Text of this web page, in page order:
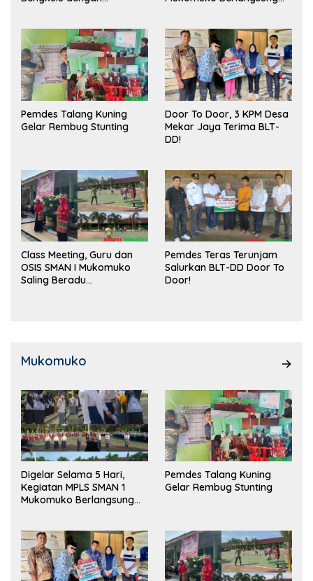
Pasar
Pemdes Talang Kuning
Gelar Rembug Stunting
Door To Door, 3 KPM Desa
Mekar Jaya Terima BLT-
DD!
Class Meeting, Guru dan
OSIS SMAN I Mukomuko
Saling Beradu
Pemdes Teras Terunjam
Salurkan BLT-DD Door To
Door!
Mukomuko
Digelar Selama 5 Hari,
Kegiatan MPLS SMAN 1
Mukomuko Berlangsung
Pemdes Talang Kuning
Gelar Rembug Stunting